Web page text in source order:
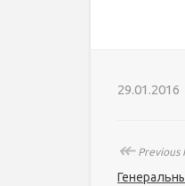
29.01.2016
↞Previous